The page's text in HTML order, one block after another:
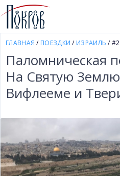
ГЛАВНАЯ / ПОЕЗДКИ / ИЗРАИЛЬ /
Паломническая
На Святую
Вифлееме и